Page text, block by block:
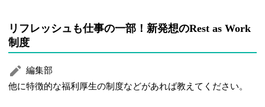
リフレッシュも仕事の一部！新発想のRest as Work
制度
編集部
他に特徴的な福利厚生の制度などがあれば教えてください。